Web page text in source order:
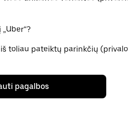
toliau pateiktų parinkčių
pagalbos